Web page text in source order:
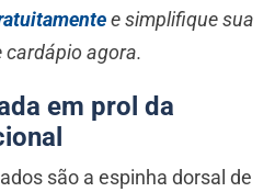
e simplifique sua
cardápio agora.
em prol da
são a espinha dorsal de